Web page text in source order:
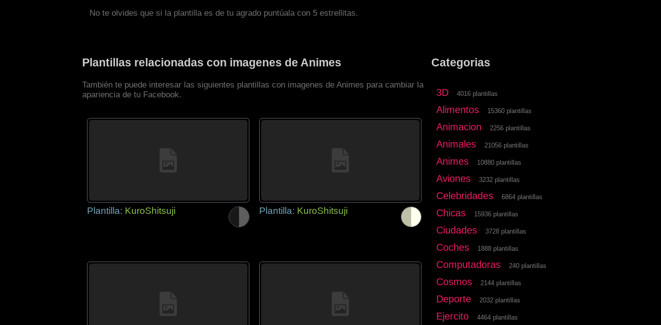
No te olvides que si la plantilla es de tu agrado puntúala con 5 estrellitas.
Plantillas relacionadas con imagenes de Animes
También te puede interesar las siguientes plantillas con imagenes de Animes para cambiar la
apariencia de tu Facebook.
Plantilla: KuroShitsuji Plantilla: KuroShitsuji
Categorias
3D 4016 plantillas
Alimentos 15360 plantillas
Animacion 2256 plantillas
Animales 21056 plantillas
Animes 10880 plantillas
Aviones 3232 plantillas
Celebridades 6864 plantillas
Chicas 15936 plantillas
Ciudades 3728 plantillas
Coches 1888 plantillas
Computadoras 240 plantillas
Cosmos 2144 plantillas
Deporte 2032 plantillas
Ejercito 4464 plantillas